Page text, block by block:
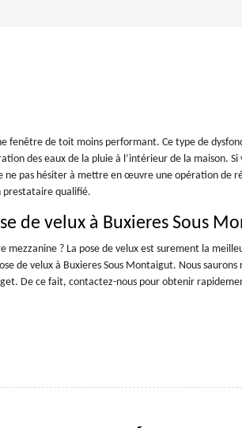
fenêtre de toit moins performant. Ce type de
des eaux de la pluie à l’intérieur de la maison. Si
ne pas hésiter à mettre en œuvre une opération de
prestataire qualifié.
de velux à Buxieres Sous
? La pose de velux est surement la
de velux à Buxieres Sous Montaigut. Nous
De ce fait, contactez-nous pour obtenir